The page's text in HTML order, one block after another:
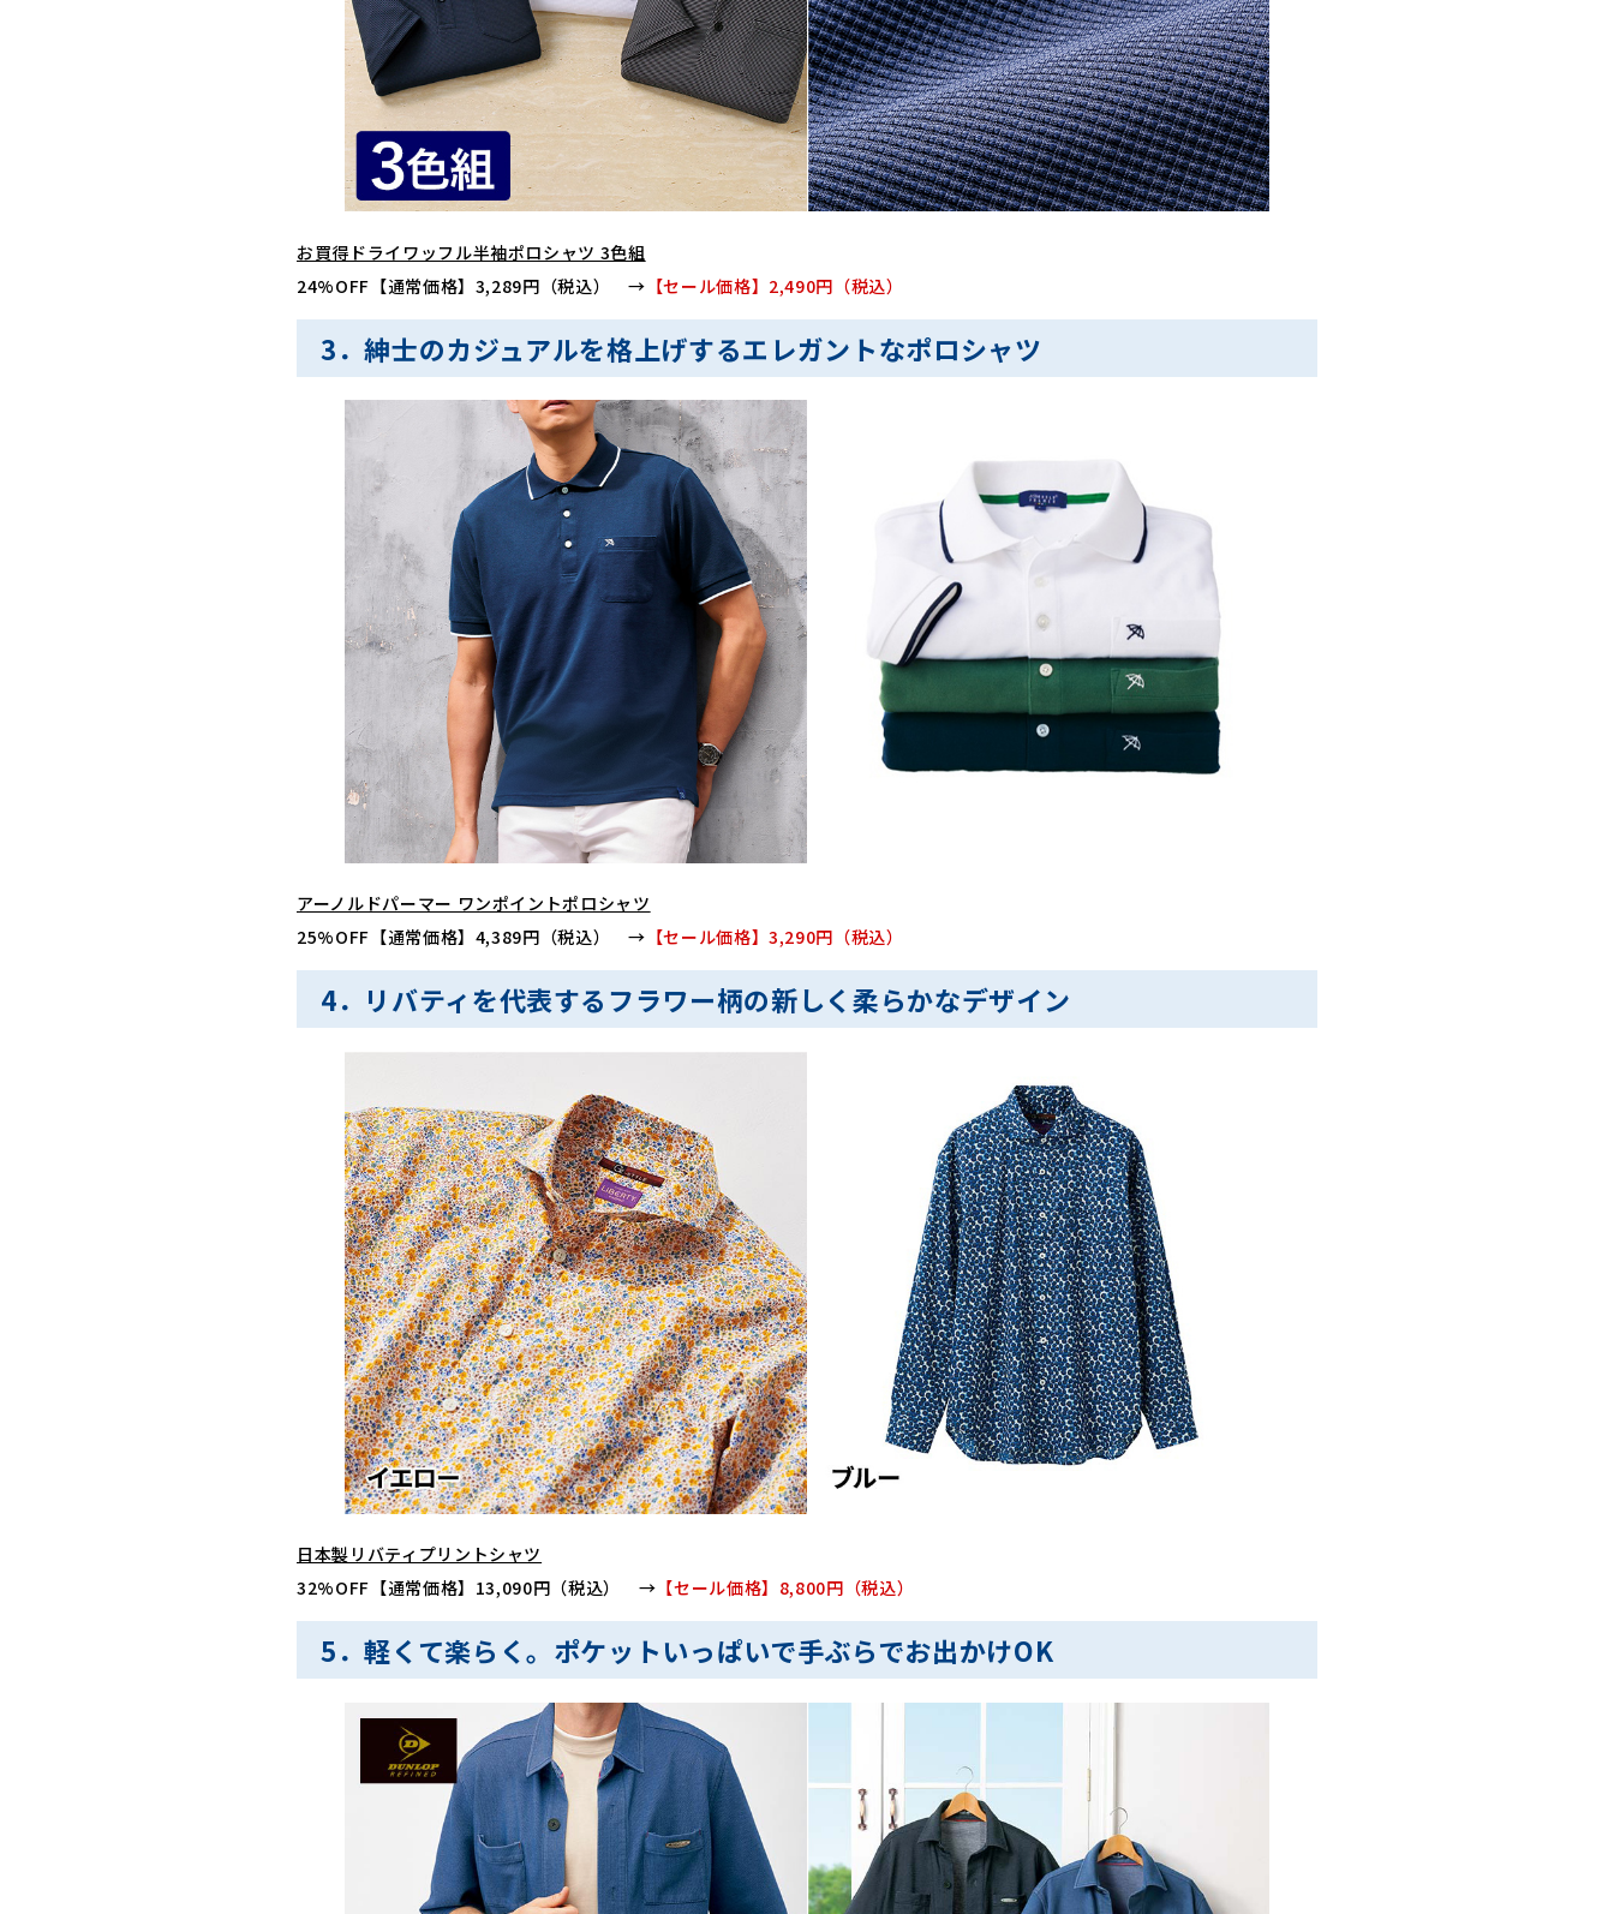
お買得ドライワッフル半袖ポロシャツ 3色組
24%OFF【通常価格】3,289円（税込） → 【セール価格】2,490円（税込）
3．紳士のカジュアルを格上げするエレガントなポロシャツ
アーノルドパーマー ワンポイントポロシャツ
25%OFF【通常価格】4,389円（税込） → 【セール価格】3,290円（税込）
4．リバティを代表するフラワー柄の新しく柔らかなデザイン
日本製リバティプリントシャツ
32%OFF【通常価格】13,090円（税込） → 【セール価格】8,800円（税込）
5．軽くて楽らく。ポケットいっぱいで手ぶらでお出かけOK